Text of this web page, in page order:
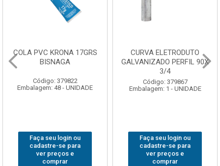
COLA PVC KRONA 17GRS
BISNAGA
Código: 379822
Embalagem: 48 - UNIDADE
Faça seu login ou
cadastre-se para
ver preços e
comprar
CURVA ELETRODUTO
GALVANIZADO PERFIL 90X
3/4
Código: 379867
Embalagem: 1 - UNIDADE
Faça seu login ou
cadastre-se para
ver preços e
comprar